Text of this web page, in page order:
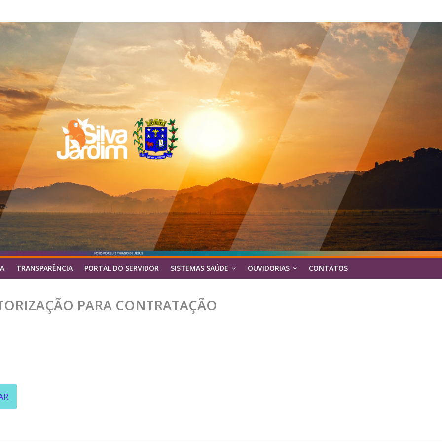
TRANSPARÊNCIA PORTAL DO SERVIDOR SISTEMAS SAÚDE OUVIDORIAS CONTATOS
PARA CONTRATAÇÃO